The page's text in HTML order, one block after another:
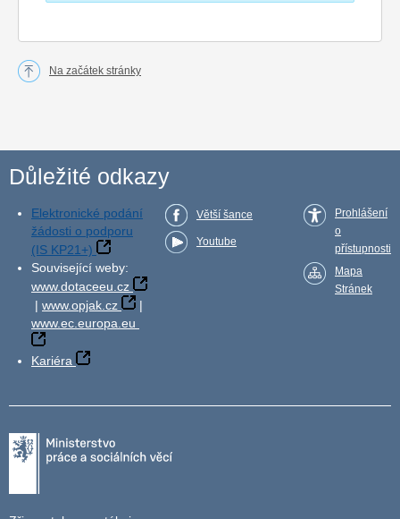
Na začátek stránky
Důležité odkazy
Elektronické podání
žádosti o podporu
(IS KP21+)
Související weby:
www.dotaceeu.cz
| www.opjak.cz
|
www.ec.europa.eu
Kariéra
Větší šance
Youtube
Prohlášení
o
přístupnosti
Mapa
Stránek